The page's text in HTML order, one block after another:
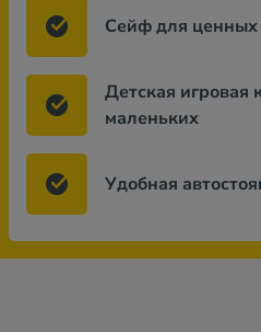
Сейф для
Детская игровая
маленьких
Удобная